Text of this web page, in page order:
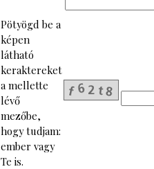
Pötyögd be a
képen
látható
keraktereket
a mellette
lévő
mezőbe,
hogy tudjam:
ember vagy
Te is.